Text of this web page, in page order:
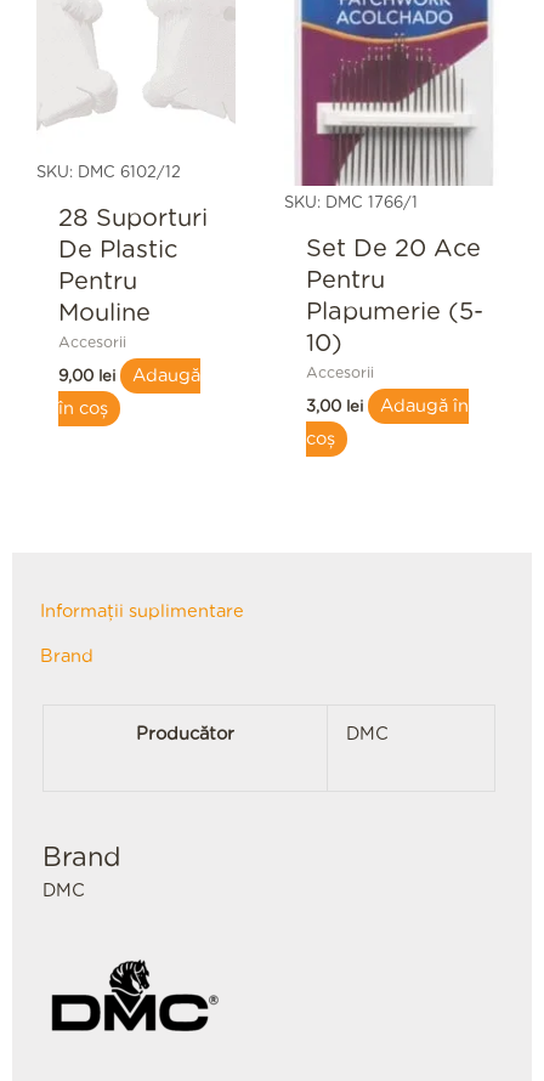
SKU: DMC 6102/12
28 Suporturi
De Plastic
Pentru
Mouline
Accesorii
9,00 lei
Adaugă
în coș
SKU: DMC 1766/1
Set De 20 Ace
Pentru
Plapumerie (5-
10)
Accesorii
3,00 lei
Adaugă în
coș
Informații suplimentare
Brand
Producător DMC
Brand
DMC